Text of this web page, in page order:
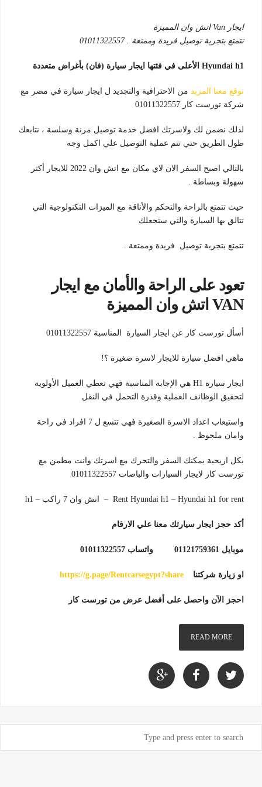
ايجار Van اتش وان المميزة
تتمتع بتجربة توصيل فريدة وممتعة . 01011322557
Hyundai h1 الأعلى في فئتها ايجار سيارة (فان) بأغراض متعددة
توقع معنا المزيد من الاحترافية والتجديد ل ايجار سيارة في مصر مع
شركة تورست كار 01011322557
لذلك نضمن لك ولاسرتك افضل خدمة توصيل مرنة وسلسة ، نتابعك
طول الطريق حتي تتم عملية التوصيل علي اكمل وجه
بالتالي اصبح السفر الان لاي مكان مع اتش وان 2022 للايجار أكثر
سهولة وبساطة .
حيث تتمتع بالراحة والتحكم والأناقة مع الميزات التكنولوجية التي
تتالق بها السيارة والتي ستجعلك
تتمتع بتجربة توصيل فريدة وممتعة .
تعود على الراحة والأمان مع ايجار
VAN اتش وان المميزة
أسأل تورست كار عن ايجار السيارة المناسبة 01011322557
ماهي افضل سيارة للايجار لاسرة صغيرة ؟!
ايجار سيارة H1 هي الإجابة المناسبة فهي تعطي العميل الأولوية
لتحقيق الوظائف العملية وقدرة التحمل في النقل
واستيعاب اعداد الاسرة الصغيرة فهي تتسع ل 7 افراد في راحة
وامان ملحوظ .
بكل اريحية يمكنك السفر والتحرك مع اسرتك وانت مطمن مع
تورست كار لايجار السيارات والباصات 01011322557
Rent Hyundai h1 – Hyundai h1 for rent – اتش وان 7 راكب – h1
أكد حجز ايجار سيارتك معنا علي الارقام
موبايل 01121759361 واتساب 01011322557
او زيارة شركتنا https://g.page/Rentcarsegypt?share
احجز الآن واحصل على أفضل عرض من تورست كار
READ MORE